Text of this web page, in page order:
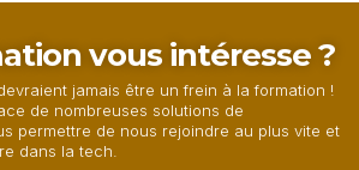
vous intéresse ?
jamais être un frein à la formation !
de nombreuses solutions de
permettre de nous rejoindre au plus vite et
dans la tech.